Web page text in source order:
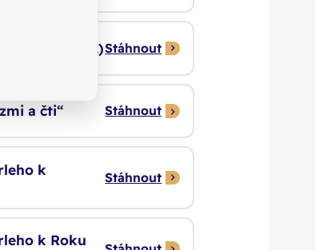
křtu (2011)Stáhnout
a čti“ Stáhnout
k
Stáhnout
k Roku